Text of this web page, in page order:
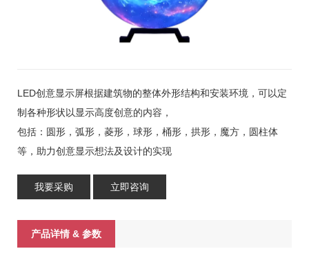
LED创意显示屏根据建筑物的整体外形结构和安装环境，可以定
制各种形状以显示高度创意的内容，
包括：圆形，弧形，菱形，球形，桶形，拱形，魔方，圆柱体
等，助力创意显示想法及设计的实现
我要采购 立即咨询
产品详情 & 参数